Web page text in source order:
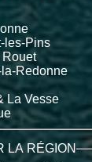
les-Pins
Redonne
La Vesse
LA RÉGION